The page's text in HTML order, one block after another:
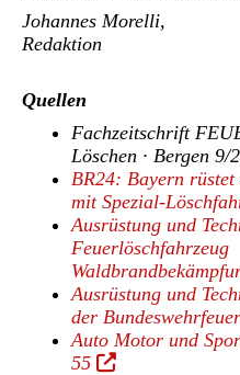
Johannes Morelli,
Redaktion
Quellen
Fachzeitschrift
Löschen · Bergen 9/
BR24: Bayern
mit Spezial-
Ausrüstung und
Feuerlöschfahrzeug
Ausrüstung und
der
Auto Motor und
55(Öffnet